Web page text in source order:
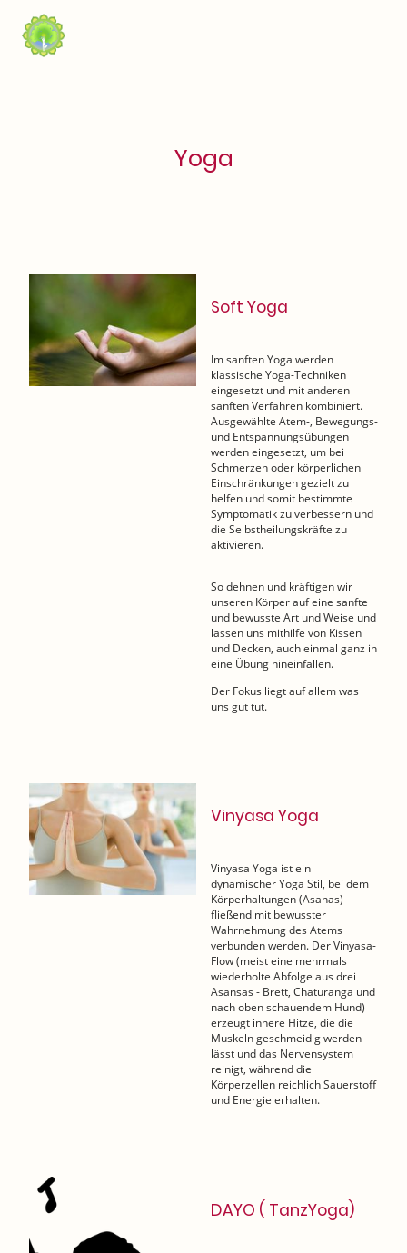
Yoga
Soft Yoga
Im sanften Yoga werden
klassische Yoga-Techniken
eingesetzt und mit anderen
sanften Verfahren kombiniert.
Ausgewählte Atem-, Bewegungs-
und Entspannungsübungen
werden eingesetzt, um bei
Schmerzen oder körperlichen
Einschränkungen gezielt zu
helfen und somit bestimmte
Symptomatik zu verbessern und
die Selbstheilungskräfte zu
aktivieren.
So dehnen und kräftigen wir
unseren Körper auf eine sanfte
und bewusste Art und Weise und
lassen uns mithilfe von Kissen
und Decken, auch einmal ganz in
eine Übung hineinfallen.
Der Fokus liegt auf allem was
uns gut tut.
Vinyasa Yoga
Vinyasa Yoga ist ein
dynamischer Yoga Stil, bei dem
Körperhaltungen (Asanas)
fließend mit bewusster
Wahrnehmung des Atems
verbunden werden. Der Vinyasa-
Flow (meist eine mehrmals
wiederholte Abfolge aus drei
Asansas - Brett, Chaturanga und
nach oben schauendem Hund)
erzeugt innere Hitze, die die
Muskeln geschmeidig werden
lässt und das Nervensystem
reinigt, während die
Körperzellen reichlich Sauerstoff
und Energie erhalten.
DAYO ( TanzYoga)